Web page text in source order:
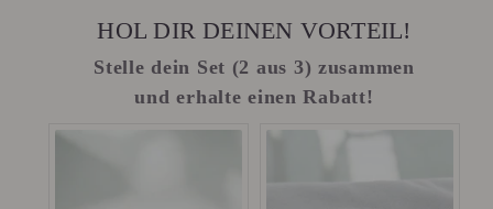
HOL DIR DEINEN VORTEIL!
Stelle dein Set (2 aus 3) zusammen
und erhalte einen Rabatt!